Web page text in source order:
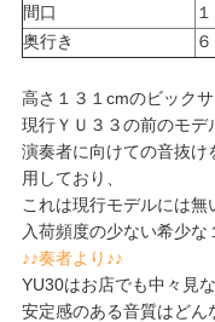
間口
奥行き
高さ１３１cmのビック
現行ＹＵ３３の前のモデ
演奏者に向けての音抜
用しており、
これは現行モデルには無
入荷頻度の少ない希少な
♪♪奏者より♪♪
YU30はお店でも中々見
安定感のある音質はどん